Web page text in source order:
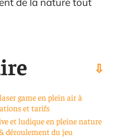
game en plein air à
et tarifs
et ludique en pleine nature
déroulement du jeu